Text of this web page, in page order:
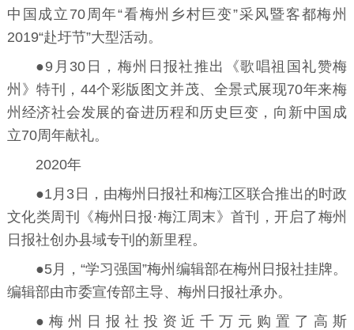
中国成立70周年“看梅州乡村巨变”采风暨客都梅州
2019“赴圩节”大型活动。
●9月30日，梅州日报社推出《歌唱祖国礼赞梅
州》特刊，44个彩版图文并茂、全景式展现70年来梅
州经济社会发展的奋进历程和历史巨变，向新中国成
立70周年献礼。
2020年
●1月3日，由梅州日报社和梅江区联合推出的时政
文化类周刊《梅州日报·梅江周末》首刊，开启了梅州
日报社创办县域专刊的新里程。
●5月，“学习强国”梅州编辑部在梅州日报社挂牌。
编辑部由市委宣传部主导、梅州日报社承办。
●梅州日报社投资近千万元购置了高斯